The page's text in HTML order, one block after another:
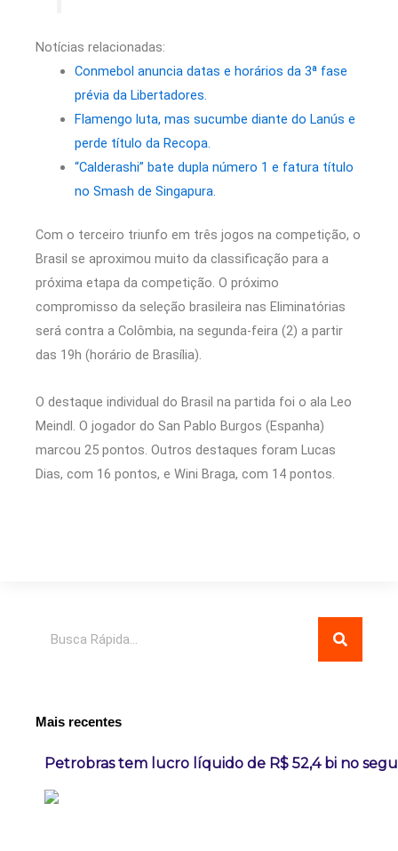
Notícias relacionadas:
Conmebol anuncia datas e horários da 3ª fase
prévia da Libertadores.
Flamengo luta, mas sucumbe diante do Lanús e
perde título da Recopa.
“Calderashi” bate dupla número 1 e fatura título
no Smash de Singapura.
Com o terceiro triunfo em três jogos na competição, o
Brasil se aproximou muito da classificação para a
próxima etapa da competição. O próximo
compromisso da seleção brasileira nas Eliminatórias
será contra a Colômbia, na segunda-feira (2) a partir
das 19h (horário de Brasília).
O destaque individual do Brasil na partida foi o ala Leo
Meindl. O jogador do San Pablo Burgos (Espanha)
marcou 25 pontos. Outros destaques foram Lucas
Dias, com 16 pontos, e Wini Braga, com 14 pontos.
Mais recentes
Petrobras tem lucro líquido de R$ 52,4 bi no